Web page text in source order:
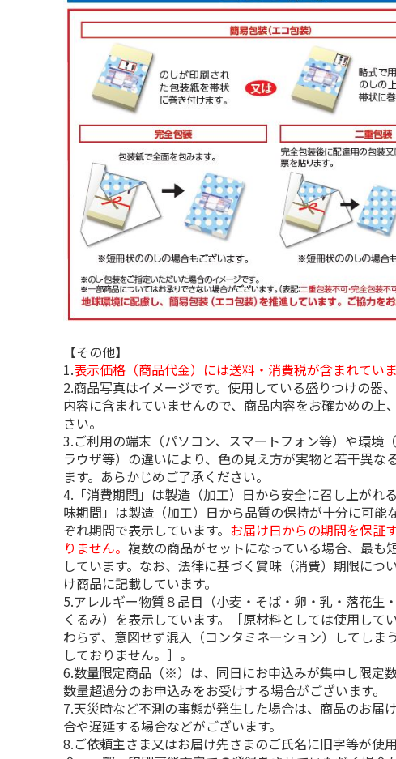
【その他】
1.表示価格（商品代金）には送料・消費税が含まれていま
2.商品写真はイメージです。使用している盛りつけの器
内容に含まれていませんので、商品内容をお確かめの上
さい。
3.ご利用の端末（パソコン、スマートフォン等）や環境
ラウザ等）の違いにより、色の見え方が実物と若干異な
ます。あらかじめご了承ください。
4.「消費期間」は製造（加工）日から安全に召し上がれ
味期間」は製造（加工）日から品質の保持が十分に可能
ぞれ期間で表示しています。 お届け日からの期間を保証
りません。複数の商品がセットになっている場合、最も
しています。なお、法律に基づく賞味（消費）期限につ
け商品に記載しています。
5.アレルギー物質８品目（小麦・そば・卵・乳・落花生
くるみ）を表示しています。［原材料としては使用して
わらず、意図せず混入（コンタミネーション）してしま
しておりません。］。
6.数量限定商品（※）は、同日にお申込みが集中し限定
数量超過分のお申込みをお受けする場合がございます。
7.天災時など不測の事態が発生した場合は、商品のお届
合や遅延する場合などがございます。
8.ご依頼主さま又はお届け先さまのご氏名に旧字等が使